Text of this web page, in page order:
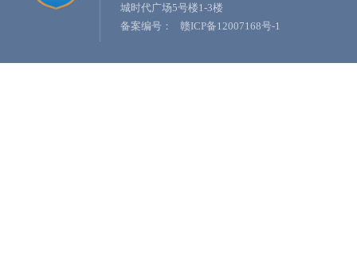
城时代广场5号楼1-3楼
备案编号：
赣ICP备12007168号-1